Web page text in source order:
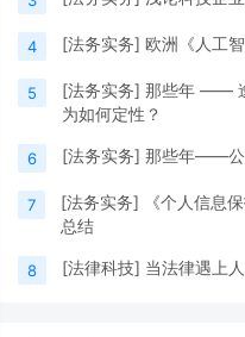
4 [法务实务] 欧洲《人工
5 [法务实务] 那些年 ——
为如何定性？
6 [法务实务] 那些年——公
7 [法务实务]
《个人信息
总结
8 [法律科技] 当法律遇上